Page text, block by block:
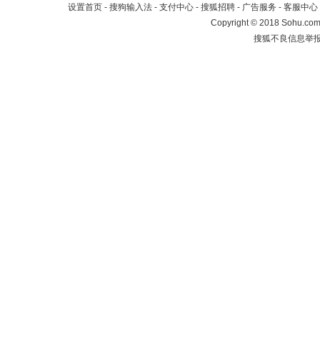
设置首页 - 搜狗输入法 - 支付中心 - 搜狐招聘 - 广告服务 - 客服中心
Copyright©2018
搜狐不良信息举